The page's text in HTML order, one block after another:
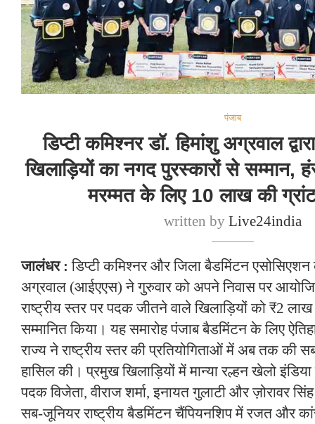
पंजाब
डिप्टी कमिश्नर डॉ. हिमांशु अग्रवाल
खिलाड़ियों का नगद पुरस्कारों से सम्मान,
मरम्मत के लिए 10 लाख की
written byLive24india
जालंधर : डिप्टी कमिश्नर और जिला बैडमिंटन एसोसिएशन
अग्रवाल (आईएएस) ने गुरुवार को अपने निवास पर
राष्ट्रीय स्तर पर पदक जीतने वाले खिलाड़ियों को ₹2
सम्मानित किया। यह समारोह पंजाब बैडमिंटन के लिए
राज्य ने राष्ट्रीय स्तर की प्रतियोगिताओं में अब तक
हासिल की। प्रमुख खिलाड़ियों में मान्या रल्हन खेलो इंडिया
पदक विजेता, वीराज शर्मा, इनायत गुलाटी और ज़ोरावर
सब-जूनियर राष्ट्रीय बैडमिंटन चैंपियनशिप में रजत और